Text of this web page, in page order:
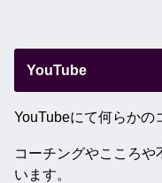
YouTube
YouTubeにて何らかの
コーチングやこころや
います。